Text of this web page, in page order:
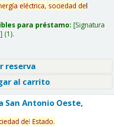
eléctrica, sociedad del
para préstamo: Signatura
(1).
reserva
al carrito
Antonio Oeste,
del Estado.